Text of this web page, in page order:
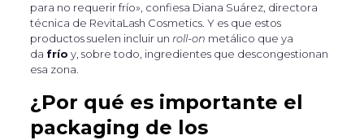
para no requerir frío», confiesa Diana Suárez, directora
técnica de RevitaLash Cosmetics. Y es que estos
productos suelen incluir un roll-on metálico que ya
da frío y, sobre todo, ingredientes que descongestionan
esa zona.
¿Por qué es importante el
packaging de los